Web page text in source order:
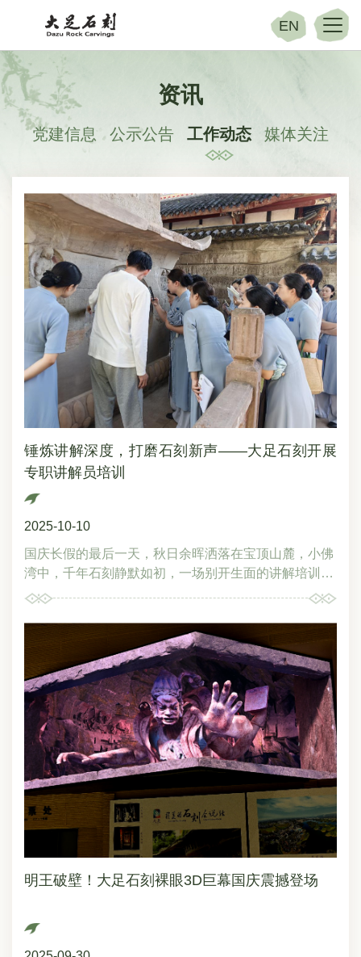
EN
资讯
党建信息 公示公告 工作动态 媒体关注
锤炼讲解深度，打磨石刻新声——大足石刻开展
专职讲解员培训
2025-10-10
国庆长假的最后一天，秋日余晖洒落在宝顶山麓，小佛
湾中，千年石刻静默如初，一场别开生面的讲解培训却
在此掀起思想波澜。大足石刻研究院馆员、四川大学宗
为主题，为大足石刻专职讲解员作专题培训，为讲解员
们开启了一扇通往石刻秘境的文化之门。经目塔：石壁
上的文化密码当张博士驻足经目塔前，这座刻满《大藏
经》目录的石塔顿时鲜活起来。“六代祖师传密印，十
方诸佛露家风”——他深入解读塔身偈语的文化内涵，
引导大家思考这些充满哲思的话语背后，多元文化思想
在这片土地上的交融互鉴。最引人入胜的，是塔上那串
神秘偈语“一二三三四五六六，心日心心大事足足”。张
博士从多重视角展开分析：在古代密法文化中，这可能
是传承要义；在禅学思想里，这是启发悟道的独特表
达；而在民间文化传承中，类似的表述仍在代代相传。
他特别结合历史文献中赵智凤“散施符法”的记载，梳理
大足石刻作为多元文化融合载体的独特价值。毗卢庵：
新性的见解。他指出，将十炼图融入整体布局的设计，
明王破壁！大足石刻裸眼3D巨幕国庆震撼登场